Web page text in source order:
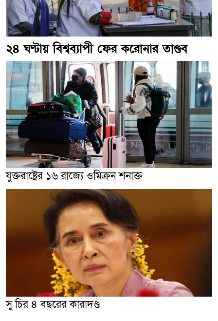
২৪ ঘণ্টায় বিশ্বব্যাপী ফের করোনার তাণ্ডব
যুক্তরাষ্ট্রের ১৬ রাজ্যে ওমিক্রন শনাক্ত
সু চির ৪ বছরের কারাদণ্ড